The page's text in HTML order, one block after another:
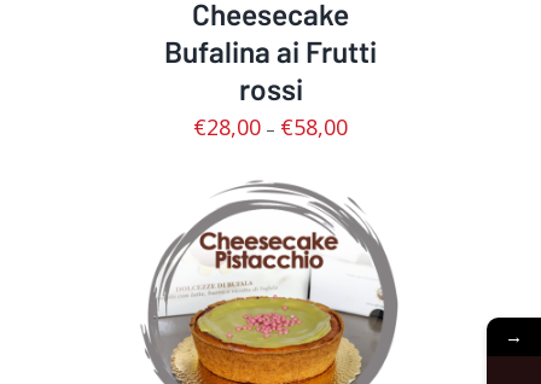
Cheesecake
Bufalina ai Frutti
rossi
€28,00 – €58,00
SCEGLI / DETTAGLI
→